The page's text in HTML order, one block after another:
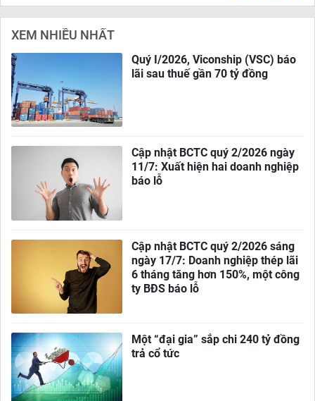
XEM NHIỀU NHẤT
Quý I/2026, Viconship (VSC) báo
lãi sau thuế gần 70 tỷ đồng
Cập nhật BCTC quý 2/2026 ngày
11/7: Xuất hiện hai doanh nghiệp
báo lỗ
Cập nhật BCTC quý 2/2026 sáng
ngày 17/7: Doanh nghiệp thép lãi
6 tháng tăng hơn 150%, một công
ty BĐS báo lỗ
Một “đại gia” sắp chi 240 tỷ đồng
trả cổ tức